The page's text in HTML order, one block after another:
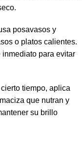
posavasos y
o platos calientes.
para evitar
tiempo, aplica
que nutran y
su brillo